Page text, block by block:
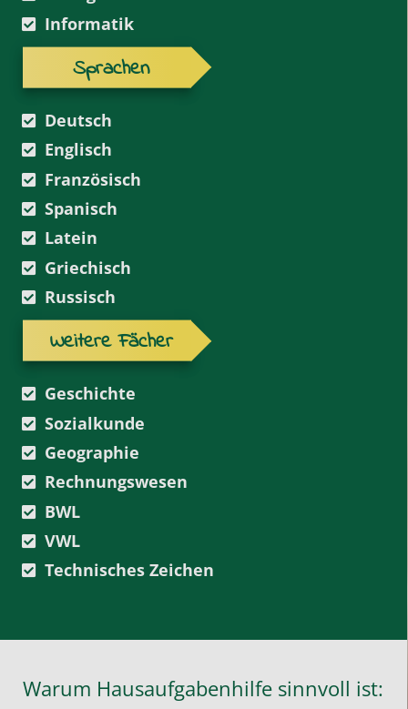
Informatik
Sprachen
Deutsch
Englisch
Französisch
Spanisch
Latein
Griechisch
Russisch
Weitere Fächer
Geschichte
Sozialkunde
Geographie
Rechnungswesen
BWL
VWL
Technisches Zeichen
Warum Hausaufgabenhilfe sinnvoll ist: